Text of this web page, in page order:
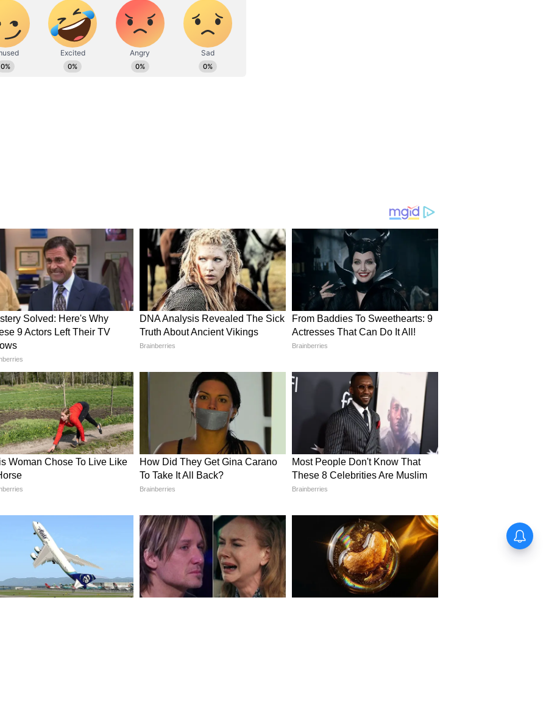
অনিল কাপুর গোটা সিনেমায় একটাই জ্যাকেট, শার্ট,
শেখর কাপুর এক সাক্ষাৎকারে জানিয়েছিলেন
কিনেছিল চোর বাজার থেকে।
বাজেটে 'মিস্টার ইন্ডিয়া' তৈরি করেন। ছবিটি
টাকা আয় করে। এটি একটি সায়েন্স ফিকশন
সুরিন্দর কাপুর নরসিমা এন্টারপ্রাইজেস ব্যানারে
ছিলেন অনিল কাপুর, শ্রীদেবী এবং অমরিশ পুরি।